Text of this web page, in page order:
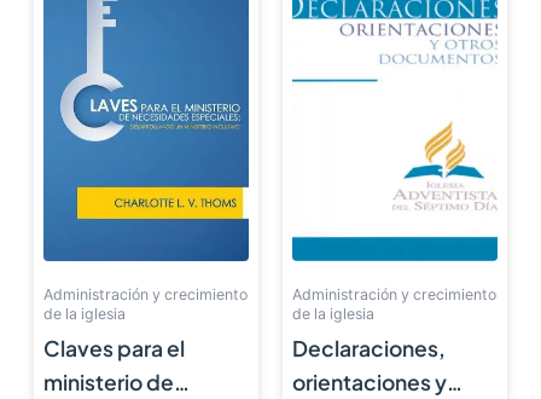
Administración y crecimiento
de la iglesia
Claves para el
ministerio de
Administración y crecimiento
de la iglesia
Declaraciones,
orientaciones y